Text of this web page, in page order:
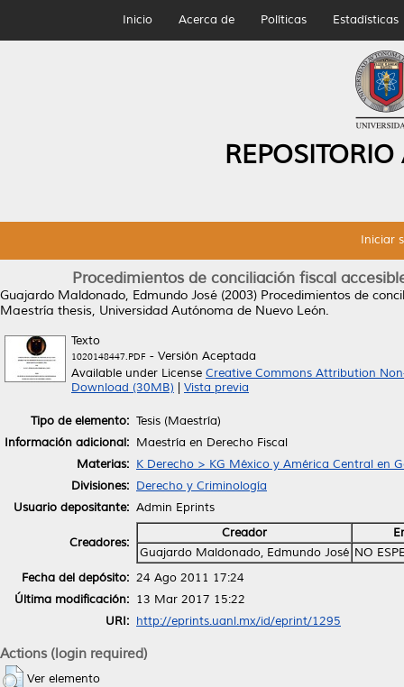
Inicio Acerca de Políticas Estadísticas
Iniciar
Procedimientos de conciliación fiscal
Guajardo Maldonado, Edmundo José (2003) Procedimientos de
Maestría thesis, Universidad Autónoma de Nuevo León.
Texto
1020148447.PDF - Versión Aceptada
Available under License Creative Commons Attribution
Download (30MB)
Vista previa
Tipo de elemento: Tesis (Maestría)
Información adicional: Maestría en Derecho Fiscal
Materias: K Derecho > KG México y América Central en
Divisiones: Derecho y Criminología
Usuario depositante: Admin Eprints
Creadores:
Creador
Guajardo Maldonado, Edmundo José NO
Fecha del depósito: 24 Ago 2011 17:24
Última modificación: 13 Mar 2017 15:22
URI: http://eprints.uanl.mx/id/eprint/1295
Actions (login required)
Ver elemento